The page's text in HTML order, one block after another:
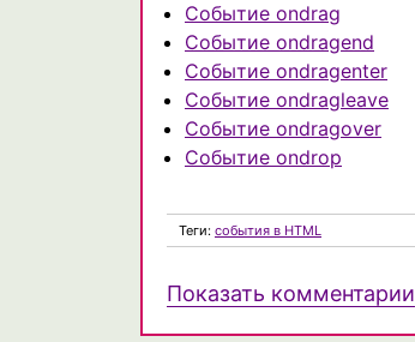
Событие ondrag
Событие ondragend
Событие ondragenter
Событие ondragleave
Событие ondragover
Событие ondrop
Теги: события в HTML
Показать комментарии